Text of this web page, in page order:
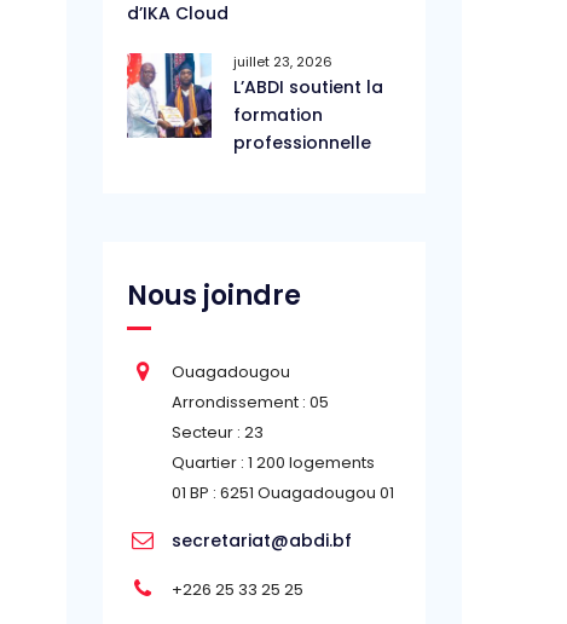
d’IKA Cloud
juillet 23, 2026
L’ABDI soutient la
formation
professionnelle
Nous joindre
Ouagadougou
Arrondissement : 05
Secteur : 23
Quartier : 1 200 logements
01 BP : 6251 Ouagadougou 01
secretariat@abdi.bf
+226 25 33 25 25